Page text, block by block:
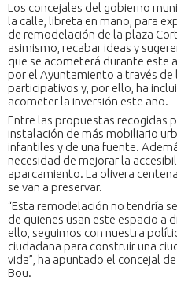
Los concejales del gobierno
la calle, libreta en mano, para
de remodelación de la plaza
asimismo, recabar ideas y
que se acometerá durante este
por el Ayuntamiento a través
participativos y, por ello, ha
acometer la inversión este año.
Entre las propuestas recogidas
instalación de más mobiliario
infantiles y de una fuente.
necesidad de mejorar la
aparcamiento. La olivera
se van a preservar.
“Esta remodelación no tendría
de quienes usan este espacio a
ello, seguimos con nuestra
ciudadana para construir una
vida”, ha apuntado el concejal
Bou.